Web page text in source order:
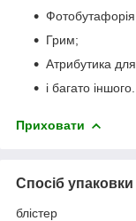
Грим;
Атрибутика
і багато іншого.
Приховати
Спосіб упаковки
блістер